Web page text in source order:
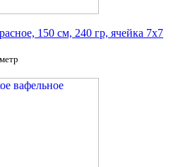
150 см, 240 гр, ячейка 7х7